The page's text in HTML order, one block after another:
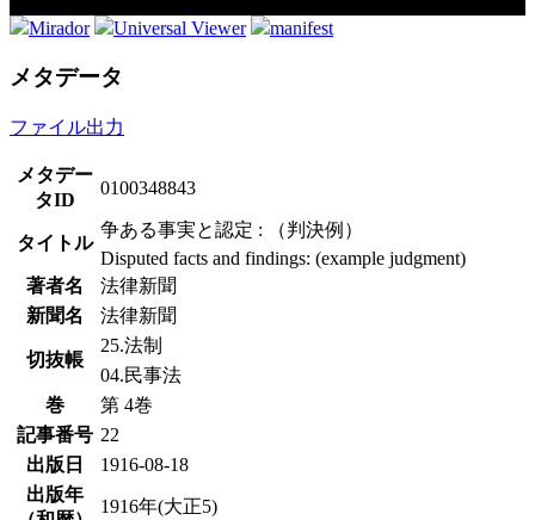
Mirador Universal Viewer manifest
メタデータ
ファイル出力
メタデー
タID
0100348843
タイトル
争ある事実と認定 : （判決例）
Disputed facts and findings: (example judgment)
著者名
法律新聞
新聞名
法律新聞
切抜帳
25.法制
04.民事法
巻
第 4巻
記事番号 22
出版日
1916-08-18
出版年
1916年(大正5)